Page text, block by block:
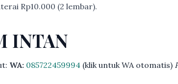
Rp10.000 (2 lembar).
INTAN
WA: 085722459994 (klik untuk WA otomatis)